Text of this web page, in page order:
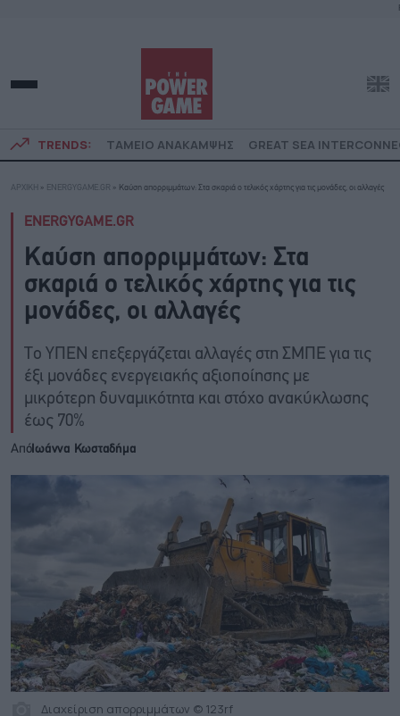
TRENDS: ΤΑΜΕΙΟ ΑΝΑΚΑΜΨΗΣ GREAT SEA
ΑΡΧΙΚΗ » ENERGYGAME.GR » Καύση απορριμμάτων: Στα σκαριά ο τελικός χάρτης για τις μονάδες, οι αλλαγές
ENERGYGAME.GR
Καύση απορριμμάτων: Στα
σκαριά ο τελικός χάρτης για τις
μονάδες, οι αλλαγές
Το ΥΠΕΝ επεξεργάζεται αλλαγές στη ΣΜΠΕ για τις
έξι μονάδες ενεργειακής αξιοποίησης με
μικρότερη δυναμικότητα και στόχο ανακύκλωσης
έως 70%
ΑπόΙωάννα Κωσταδήμα
Διαχείριση απορριμμάτων © 123rf